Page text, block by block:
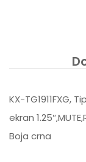
KX-TG1911FXG,
ekran
Boja crna